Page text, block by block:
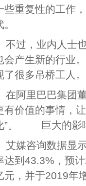
些重复性的工作
。
不过，业内人士
会产生新的行业
了很多吊桥工人。
在阿里巴巴集团
有价值的事情，
”。 巨大的影
艾媒咨询数据显
达到43.3%，预
元，并于2019